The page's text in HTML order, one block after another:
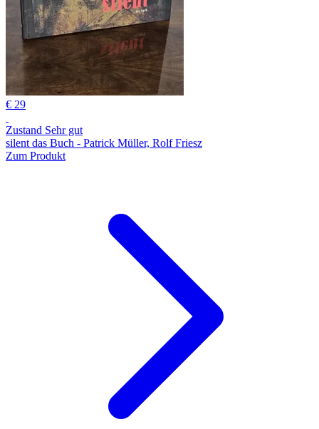
€ 29
Zustand Sehr gut
silent das Buch - Patrick Müller, Rolf Friesz
Zum Produkt